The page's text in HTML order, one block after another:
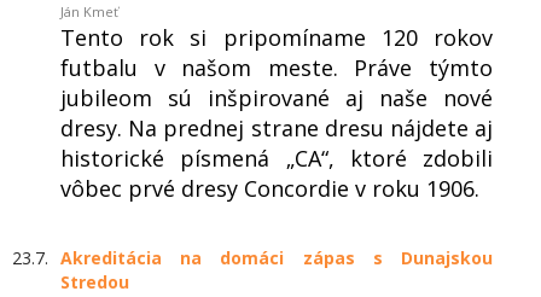
Ján Kmeť
Tento rok si pripomíname 120 rokov
futbalu v našom meste. Práve týmto
jubileom sú inšpirované aj naše nové
dresy. Na prednej strane dresu nájdete aj
historické písmená „CA“, ktoré zdobili
vôbec prvé dresy Concordie v roku 1906.
23.7. Akreditácia na domáci zápas s Dunajskou
Stredou